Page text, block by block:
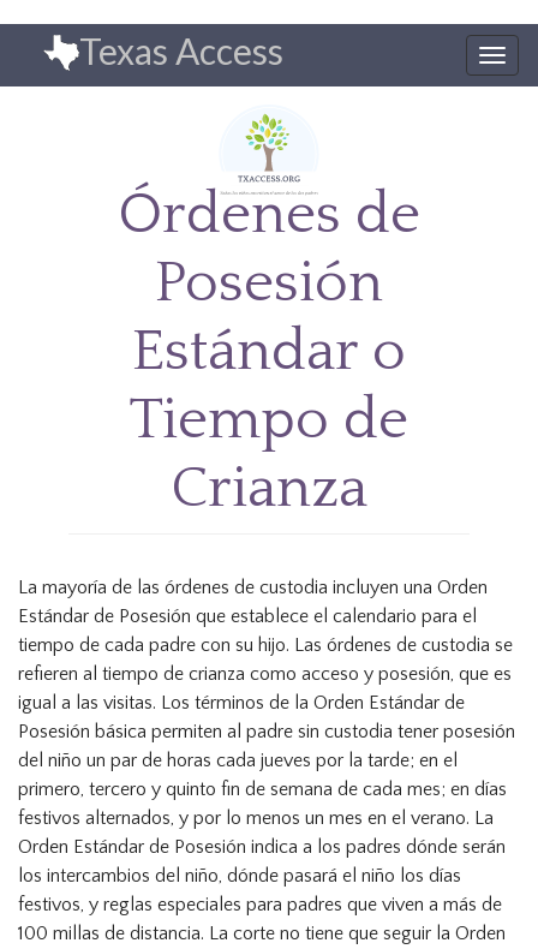
contenido
principal
Texas Access
Órdenes de
Posesión
Estándar o
Tiempo de
Crianza
La mayoría de las órdenes de custodia incluyen una Orden
Estándar de Posesión que establece el calendario para el
tiempo de cada padre con su hijo. Las órdenes de custodia se
refieren al tiempo de crianza como acceso y posesión, que es
igual a las visitas. Los términos de la Orden Estándar de
Posesión básica permiten al padre sin custodia tener posesión
del niño un par de horas cada jueves por la tarde; en el
primero, tercero y quinto fin de semana de cada mes; en días
festivos alternados, y por lo menos un mes en el verano. La
Orden Estándar de Posesión indica a los padres dónde serán
los intercambios del niño, dónde pasará el niño los días
festivos, y reglas especiales para padres que viven a más de
100 millas de distancia. La corte no tiene que seguir la Orden